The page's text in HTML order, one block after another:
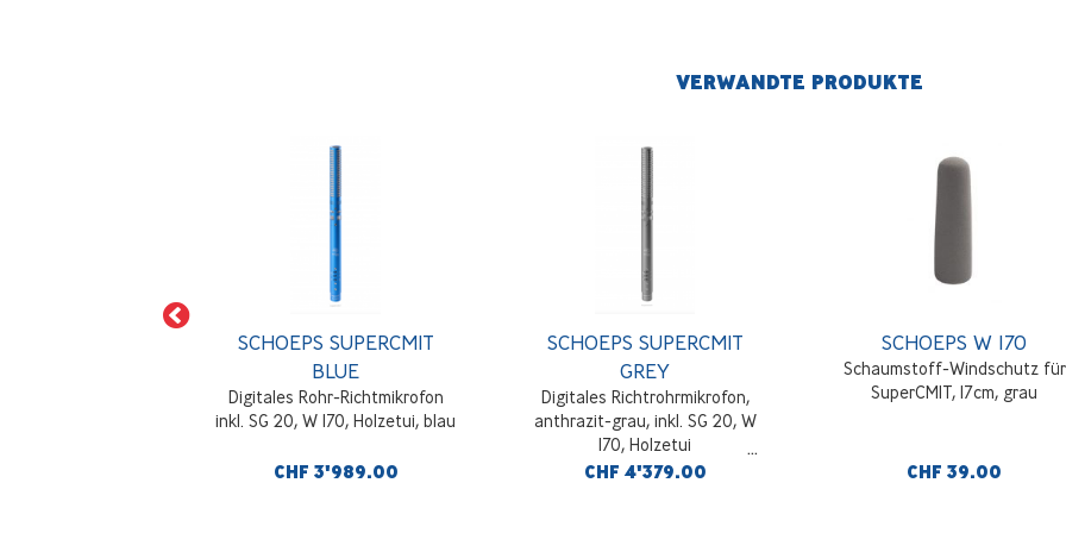
VERWANDTE PRODUKTE
SCHOEPS SUPERCMIT
BLUE
Digitales Rohr-Richtmikrofon
inkl. SG 20, W 170, Holzetui, blau
CHF 3'989.00
SCHOEPS SUPERCMIT
GREY
Digitales Richtrohrmikrofon,
anthrazit-grau, inkl. SG 20, W
170, Holzetui
CHF 4'379.00
SCHOEPS W 170
Schaumstoff-Windschutz für
SuperCMIT, 17cm, grau
CHF 39.00